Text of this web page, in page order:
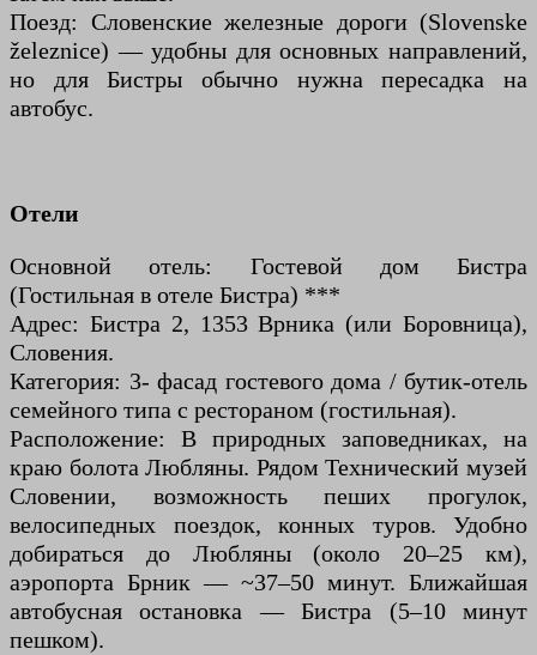
Поезд: Словенские железные дороги (Slovenske
železnice) — удобны для основных направлений,
но для Бистры обычно нужна пересадка на
автобус.
Отели
Основной отель: Гостевой дом Бистра
(Гостильная в отеле Бистра) ***
Адрес: Бистра 2, 1353 Врника (или Боровница),
Словения.
Категория: 3- фасад гостевого дома / бутик-отель
семейного типа с рестораном (гостильная).
Расположение: В природных заповедниках, на
краю болота Любляны. Рядом Технический музей
Словении, возможность пеших прогулок,
велосипедных поездок, конных туров. Удобно
добираться до Любляны (около 20–25 км),
аэропорта Брник — ~37–50 минут. Ближайшая
автобусная остановка — Бистра (5–10 минут
пешком).